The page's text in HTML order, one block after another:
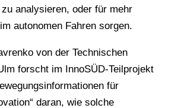
analysieren, oder für mehr
autonomen Fahren sorgen.
von der Technischen
forscht im InnoSÜD-Teilprojekt
für
daran, wie solche